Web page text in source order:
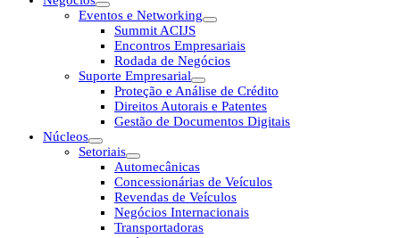
Eventos e Networking
Summit ACIJS
Encontros Empresariais
Rodada de Negócios
Suporte Empresarial
Proteção e Análise de Crédito
Direitos Autorais e Patentes
Gestão de Documentos Digitais
Núcleos
Setoriais
Automecânicas
Concessionárias de Veículos
Revendas de Veículos
Negócios Internacionais
Transportadoras